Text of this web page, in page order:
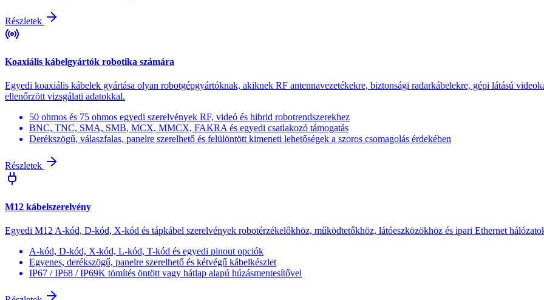
Részletek
Koaxiális kábelgyártók robotika számára
Egyedi koaxiális kábelek gyártása olyan robotgépgyártóknak, akiknek RF antennavezetékekre, biztonsági radarkábelekre, gépi látású
ellenőrzött vizsgálati adatokkal.
50 ohmos és 75 ohmos egyedi szerelvények RF, videó és hibrid robotrendszerekhez
BNC, TNC, SMA, SMB, MCX, MMCX, FAKRA és egyedi csatlakozó támogatás
Derékszögű, válaszfalas, panelre szerelhető és felülöntött kimeneti lehetőségek a szoros csomagolás érdekében
Részletek
M12 kábelszerelvény
Egyedi M12 A-kód, D-kód, X-kód és tápkábel szerelvények robotérzékelőkhöz, működtetőkhöz, látóeszközökhöz és ipari Ethernet
A-kód, D-kód, X-kód, L-kód, T-kód és egyedi pinout opciók
Egyenes, derékszögű, panelre szerelhető és kétvégű kábelkészlet
IP67 / IP68 / IP69K tömítés öntött vagy hátlap alapú húzásmentesítővel